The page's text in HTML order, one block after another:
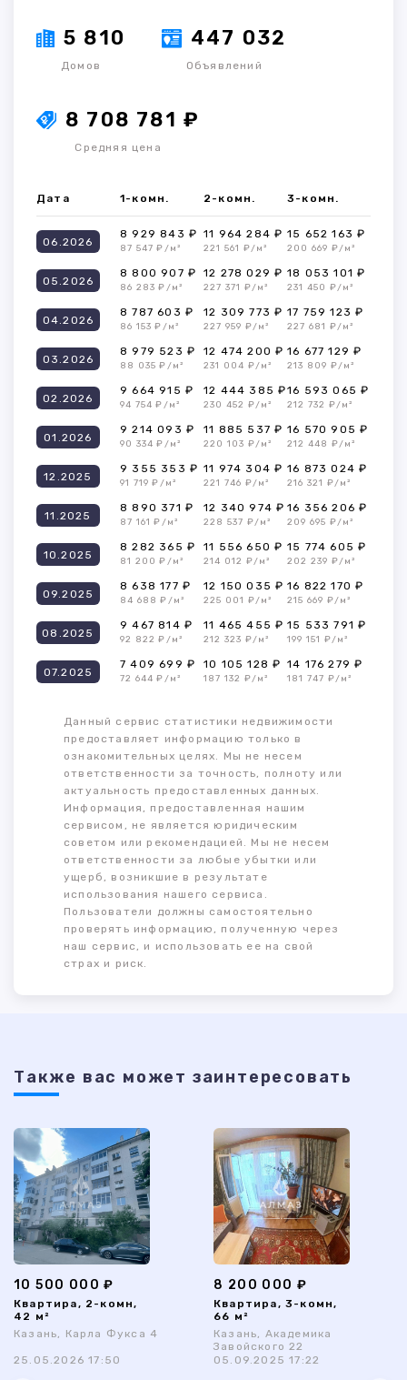
5 810
Домов
447 032
Объявлений
8 708 781 ₽
Средняя цена
Дата 1-комн. 2-комн. 3-комн.
06.2026
8 929 843 ₽
87 547 ₽/м²
11 964 284 ₽
221 561 ₽/м²
15 652 163 ₽
200 669 ₽/м²
05.2026
8 800 907 ₽
86 283 ₽/м²
12 278 029 ₽
227 371 ₽/м²
18 053 101 ₽
231 450 ₽/м²
04.2026
8 787 603 ₽
86 153 ₽/м²
12 309 773 ₽
227 959 ₽/м²
17 759 123 ₽
227 681 ₽/м²
03.2026
8 979 523 ₽
88 035 ₽/м²
12 474 200 ₽
231 004 ₽/м²
16 677 129 ₽
213 809 ₽/м²
02.2026
9 664 915 ₽
94 754 ₽/м²
12 444 385 ₽
230 452 ₽/м²
16 593 065 ₽
212 732 ₽/м²
01.2026
9 214 093 ₽
90 334 ₽/м²
11 885 537 ₽
220 103 ₽/м²
16 570 905 ₽
212 448 ₽/м²
12.2025
9 355 353 ₽
91 719 ₽/м²
11 974 304 ₽
221 746 ₽/м²
16 873 024 ₽
216 321 ₽/м²
11.2025
8 890 371 ₽
87 161 ₽/м²
12 340 974 ₽
228 537 ₽/м²
16 356 206 ₽
209 695 ₽/м²
10.2025
8 282 365 ₽
81 200 ₽/м²
11 556 650 ₽
214 012 ₽/м²
15 774 605 ₽
202 239 ₽/м²
09.2025
8 638 177 ₽
84 688 ₽/м²
12 150 035 ₽
225 001 ₽/м²
16 822 170 ₽
215 669 ₽/м²
08.2025
9 467 814 ₽
92 822 ₽/м²
11 465 455 ₽
212 323 ₽/м²
15 533 791 ₽
199 151 ₽/м²
07.2025
7 409 699 ₽
72 644 ₽/м²
10 105 128 ₽
187 132 ₽/м²
14 176 279 ₽
181 747 ₽/м²
Данный сервис статистики недвижимости
предоставляет информацию только в
ознакомительных целях. Мы не несем
ответственности за точность, полноту или
актуальность предоставленных данных.
Информация, предоставленная нашим
сервисом, не является юридическим
советом или рекомендацией. Мы не несем
ответственности за любые убытки или
ущерб, возникшие в результате
использования нашего сервиса.
Пользователи должны самостоятельно
проверять информацию, полученную через
наш сервис, и использовать ее на свой
страх и риск.
Также ваc может заинтересовать
10 500 000 ₽
Квартира, 2-комн,
42 м²
Казань, Карла Фукса 4
25.05.2026 17:50
8 200 000 ₽
Квартира, 3-комн,
66 м²
Казань, Академика
Завойского 22
05.09.2025 17:22